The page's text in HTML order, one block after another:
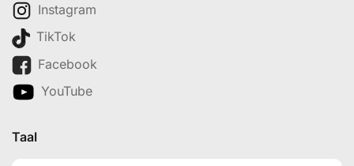
Instagram
TikTok
Facebook
YouTube
Taal